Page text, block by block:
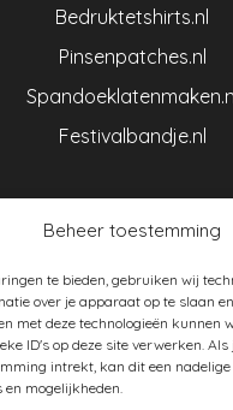
Beheer toestemming
te bieden, gebruiken wij
over je apparaat op te slaan
met deze technologieën kunnen
ID's op deze site verwerken.
intrekt, kan dit een
en mogelijkheden.
Bedruktetshirts.nl
Pinsenpatches.nl
Festivalbandje.nl
CONTACT
is een initiatief
Denestraat 1
5541 RL Reusel